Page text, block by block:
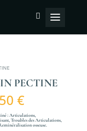
PECTINE
€
: Articulations,
Troubles des Articulations,
osseuse.